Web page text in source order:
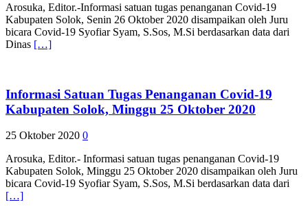
Arosuka, Editor.-Informasi satuan tugas penanganan Covid-19
Kabupaten Solok, Senin 26 Oktober 2020 disampaikan oleh Juru
bicara Covid-19 Syofiar Syam, S.Sos, M.Si berdasarkan data dari
Dinas […]
Informasi Satuan Tugas Penanganan Covid-19
Kabupaten Solok, Minggu 25 Oktober 2020
25 Oktober 2020 0
Arosuka, Editor.- Informasi satuan tugas penanganan Covid-19
Kabupaten Solok, Minggu 25 Oktober 2020 disampaikan oleh Juru
bicara Covid-19 Syofiar Syam, S.Sos, M.Si berdasarkan data dari
[…]